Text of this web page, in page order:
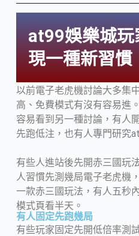
at99娛樂城玩
現一種新習慣
以前電子老虎機討論大多集
高、免費模式有沒有容易進
容易看到另一種討論，有人
先跑低注，也有人專門研究
有些人進站後先開赤三國玩
人習慣先測幾局電子老虎機
一款赤三國玩法，有人五秒
模式頁看半天。
有人固定先跑幾局
有些玩家固定先開低倍率測